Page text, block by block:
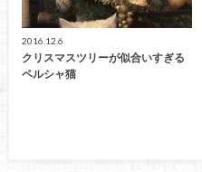
2016.12.6
クリスマスツリーが似合いすぎる
ペルシャ猫